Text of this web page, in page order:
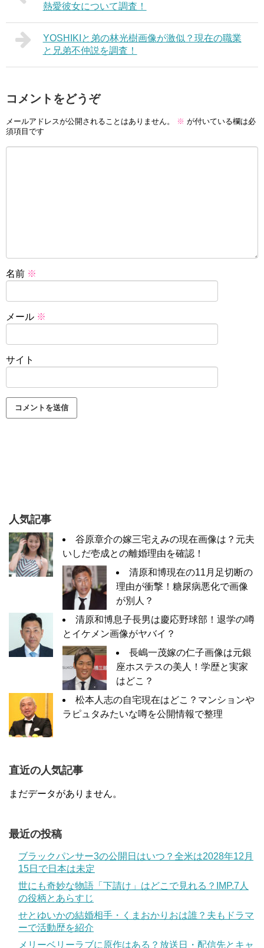
熱愛彼女について調査！
YOSHIKIと弟の林光樹画像が激似？現在の職業
と兄弟不仲説を調査！
コメントをどうぞ
メールアドレスが公開されることはありません。 ※ が付いている欄は必
須項目です
名前 ※
メール ※
サイト
人気記事
谷原章介の嫁三宅えみの現在画像は？元夫
いしだ壱成との離婚理由を確認！
清原和博現在の11月足切断の
理由が衝撃！糖尿病悪化で画像
が別人？
清原和博息子長男は慶応野球部！退学の噂
とイケメン画像がヤバイ？
長嶋一茂嫁の仁子画像は元銀
座ホステスの美人！学歴と実家
はどこ？
松本人志の自宅現在はどこ？マンションや
ラピュタみたいな噂を公開情報で整理
直近の人気記事
まだデータがありません。
最近の投稿
ブラックパンサー3の公開日はいつ？全米は2028年12月
15日で日本は未定
世にも奇妙な物語「下請け」はどこで見れる？IMP.7人
の役柄とあらすじ
せとゆいかの結婚相手・くまおかりおは誰？夫もドラマ
ーで活動歴を紹介
メリーベリーラブに原作はある？放送日・配信先とキャ